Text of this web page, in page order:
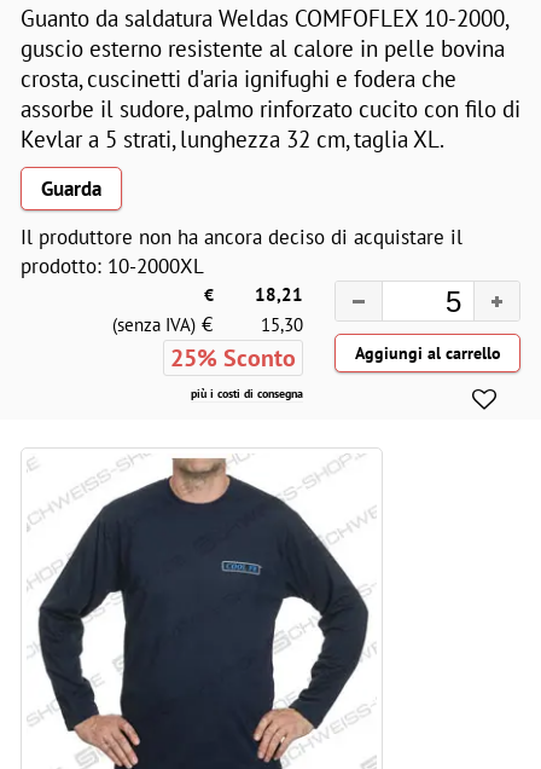
Guanto da saldatura Weldas COMFOFLEX 10-2000,
guscio esterno resistente al calore in pelle bovina
crosta, cuscinetti d'aria ignifughi e fodera che
assorbe il sudore, palmo rinforzato cucito con filo di
Kevlar a 5 strati, lunghezza 32 cm, taglia XL.
Guarda
Il produttore non ha ancora deciso di acquistare il
prodotto: 10-2000XL
€
18,21
(senza IVA) € 15,30
25% Sconto
più i costi di consegna